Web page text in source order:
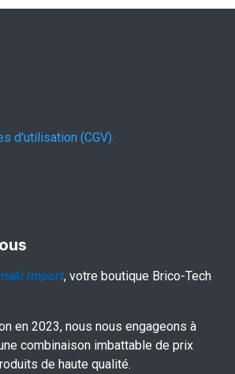
d'utilisation (CGV).
Import, votre boutique Brico-Tech
en 2023, nous nous engageons à
combinaison imbattable de prix
de haute qualité.